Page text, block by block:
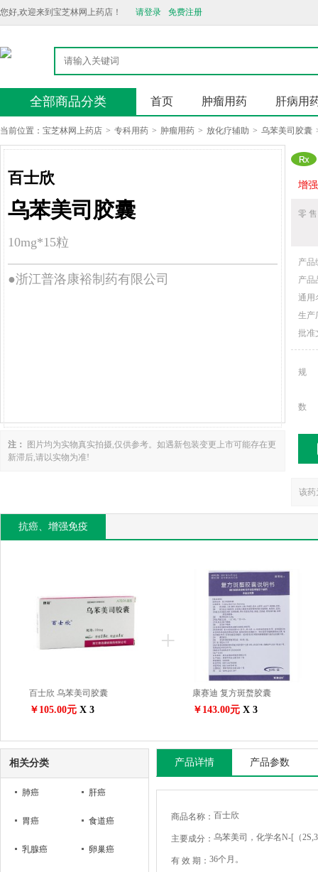
您好,欢迎来到宝芝林网上药店！ 请登录 免费注册
全部商品分类 首页 肿瘤用药 肝病用
当前位置： 宝芝林网上药店 > 专科用药 > 肿瘤用药 > 放化疗辅助 > 乌苯美司胶囊
百士欣
乌苯美司胶囊
10mg*15粒
●浙江普洛康裕制药有限公司
注：
图片均为实物真实拍摄,仅供参考。如遇新包装变更上市可能存在更
新滞后,请以实物为准!
增
零
产品
产品
通用
生产
批准
规
数
该药
抗癌、增强免疫
百士欣 乌苯美司胶囊
￥105.00元 X 3
+
康赛迪 复方斑蝥胶囊
￥143.00元 X 3
相关分类
肺癌 肝癌
胃癌 食道癌
乳腺癌 卵巢癌
产品详情 产品参数
商品名称： 百士欣
主要成分： 乌苯美司，化学名N-[（
有 效 期： 36个月。